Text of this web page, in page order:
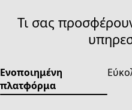
Τι σας
Ενοποιημένη
πλατφόρμα